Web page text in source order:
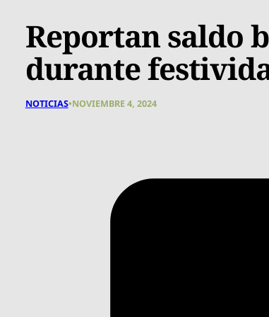
Reportan saldo
durante
NOTICIAS•NOVIEMBRE 4, 2024